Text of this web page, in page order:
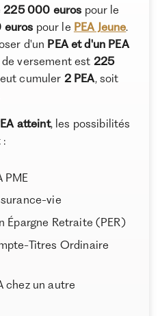
à la banque privée.
nous combinons
et sélection
du marché, dans
à long terme.
225 000 euros pour le
pour le PEA Jeune.
d'un PEA et d'un PEA
versement est 225
cumuler 2 PEA, soit
atteint, les possibilités
:
PME
vie
Épargne Retraite (PER)
Titres Ordinaire
chez un autre